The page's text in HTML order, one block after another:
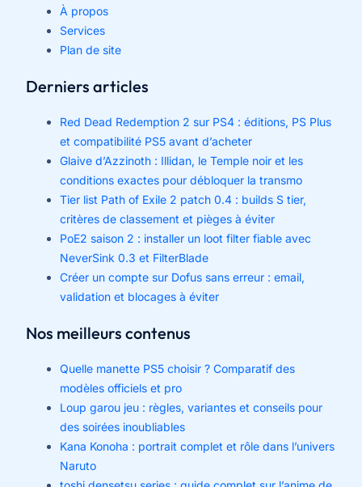
À propos
Services
Plan de site
Derniers articles
Red Dead Redemption 2 sur PS4 : éditions, PS Plus
et compatibilité PS5 avant d’acheter
Glaive d’Azzinoth : Illidan, le Temple noir et les
conditions exactes pour débloquer la transmo
Tier list Path of Exile 2 patch 0.4 : builds S tier,
critères de classement et pièges à éviter
PoE2 saison 2 : installer un loot filter fiable avec
NeverSink 0.3 et FilterBlade
Créer un compte sur Dofus sans erreur : email,
validation et blocages à éviter
Nos meilleurs contenus
Quelle manette PS5 choisir ? Comparatif des
modèles officiels et pro
Loup garou jeu : règles, variantes et conseils pour
des soirées inoubliables
Kana Konoha : portrait complet et rôle dans l’univers
Naruto